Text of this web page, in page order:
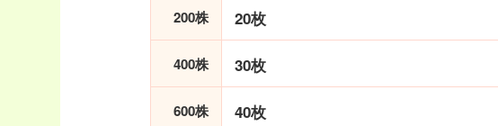
200株 20枚
400株 30枚
600株 40枚